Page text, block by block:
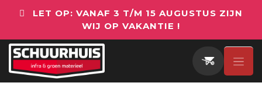
LET OP: VANAF 3 T/M 15 AUGUSTUS ZIJN
WIJ OP VAKANTIE !